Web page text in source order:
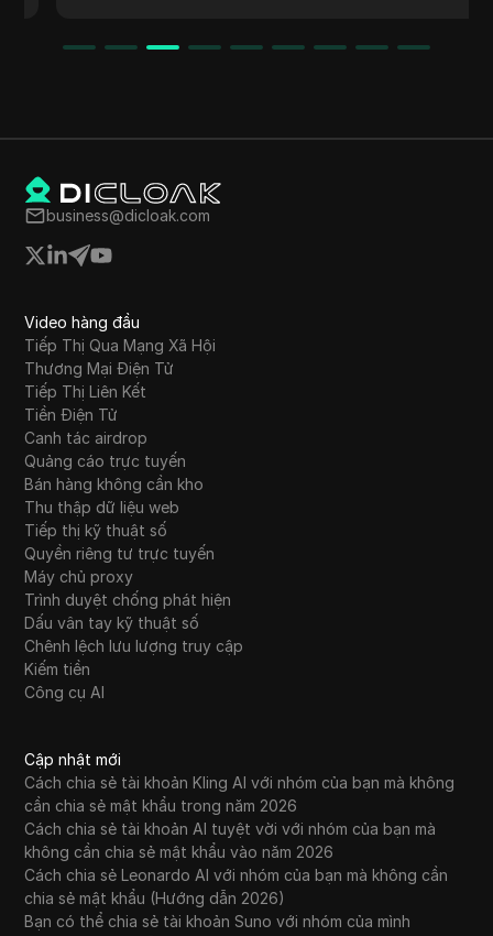
business@dicloak.com
Video hàng đầu
Tiếp Thị Qua Mạng Xã Hội
Thương Mại Điện Tử
Tiếp Thị Liên Kết
Tiền Điện Tử
Canh tác airdrop
Quảng cáo trực tuyến
Bán hàng không cần kho
Thu thập dữ liệu web
Tiếp thị kỹ thuật số
Quyền riêng tư trực tuyến
Máy chủ proxy
Trình duyệt chống phát hiện
Dấu vân tay kỹ thuật số
Chênh lệch lưu lượng truy cập
Kiếm tiền
Công cụ AI
Cập nhật mới
Cách chia sẻ tài khoản Kling AI với nhóm của bạn mà không
cần chia sẻ mật khẩu trong năm 2026
Cách chia sẻ tài khoản AI tuyệt vời với nhóm của bạn mà
không cần chia sẻ mật khẩu vào năm 2026
Cách chia sẻ Leonardo AI với nhóm của bạn mà không cần
chia sẻ mật khẩu (Hướng dẫn 2026)
Bạn có thể chia sẻ tài khoản Suno với nhóm của mình